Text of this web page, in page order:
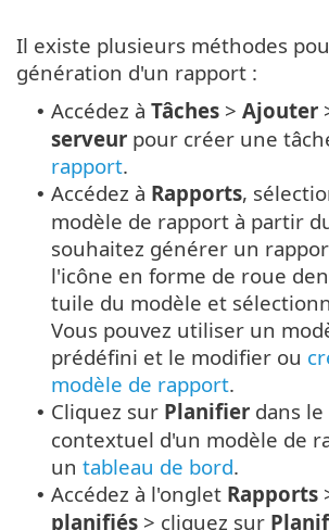
Il existe plusieurs méthodes
génération d'un rapport :
• Accédez à Tâches > Ajouter
serveur pour créer une
rapport.
• Accédez à Rapports,
modèle de rapport à partir
souhaitez générer un
l'icône en forme de roue
tuile du modèle et
Vous pouvez utiliser un
prédéfini et le modifier ou
modèle de rapport.
• Cliquez sur Planifier dans
contextuel d'un modèle de
un tableau de bord.
• Accédez à l'onglet Rapports
planifiés > cliquez sur